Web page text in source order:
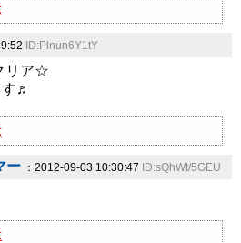
ID:Plnun6Y1tY
リア☆
す♬
ー ：2012-09-03 10:30:47 ID:sQhWt/5GEU